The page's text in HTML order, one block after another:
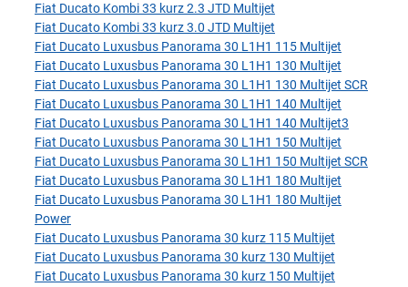
Fiat Ducato Kombi 33 kurz 2.3 JTD Multijet
Fiat Ducato Kombi 33 kurz 3.0 JTD Multijet
Fiat Ducato Luxusbus Panorama 30 L1H1 115 Multijet
Fiat Ducato Luxusbus Panorama 30 L1H1 130 Multijet
Fiat Ducato Luxusbus Panorama 30 L1H1 130 Multijet SCR
Fiat Ducato Luxusbus Panorama 30 L1H1 140 Multijet
Fiat Ducato Luxusbus Panorama 30 L1H1 140 Multijet3
Fiat Ducato Luxusbus Panorama 30 L1H1 150 Multijet
Fiat Ducato Luxusbus Panorama 30 L1H1 150 Multijet SCR
Fiat Ducato Luxusbus Panorama 30 L1H1 180 Multijet
Fiat Ducato Luxusbus Panorama 30 L1H1 180 Multijet
Power
Fiat Ducato Luxusbus Panorama 30 kurz 115 Multijet
Fiat Ducato Luxusbus Panorama 30 kurz 130 Multijet
Fiat Ducato Luxusbus Panorama 30 kurz 150 Multijet